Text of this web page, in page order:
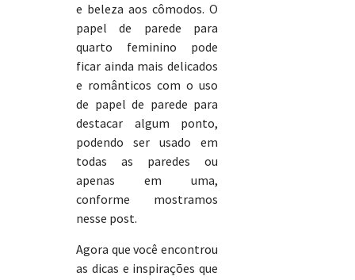
e beleza aos cômodos. O
papel de parede para
quarto feminino pode
ficar ainda mais delicados
e românticos com o uso
de papel de parede para
destacar algum ponto,
podendo ser usado em
todas as paredes ou
apenas em uma,
conforme mostramos
nesse post.
Agora que você encontrou
as dicas e inspirações que